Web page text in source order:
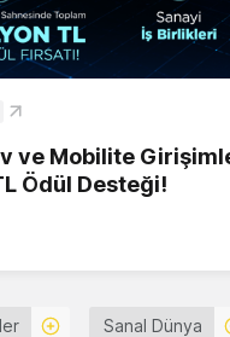
ve Mobilite
Ödül Desteği!
Sanal Dünya